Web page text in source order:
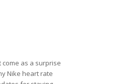
as a surprise
Nike heart rate